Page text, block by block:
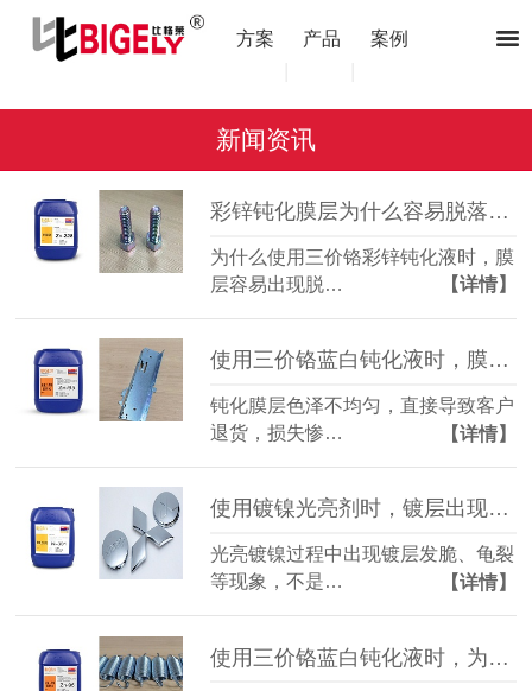
方案 产品 案例
新闻资讯
彩锌钝化膜层为什么容易脱落？（三价铬彩锌钝化液）
为什么使用三价铬彩锌钝化液时，膜
层容易出现脱…
【详情】
使用三价铬蓝白钝化液时，膜层色泽不均匀的原因和解决方法
钝化膜层色泽不均匀，直接导致客户
退货，损失惨…
【详情】
使用镀镍光亮剂时，镀层出现发脆、龟裂是什么原因？
光亮镀镍过程中出现镀层发脆、龟裂
等现象，不是…
【详情】
使用三价铬蓝白钝化液时，为什么膜层容易出现发雾？